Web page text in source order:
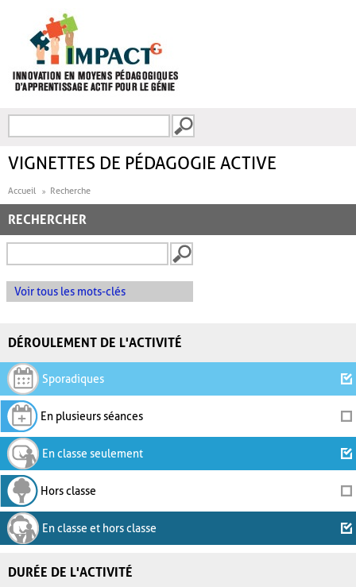
FORMULAIRE DE
VIGNETTES DE PÉDAGOGIE ACTIVE
Accueil Recherche
RECHERCHER
Voir tous les mots-clés
DÉROULEMENT DE L'ACTIVITÉ
Sporadiques
En plusieurs séances
En classe seulement
Hors classe
En classe et hors classe
DURÉE DE L'ACTIVITÉ